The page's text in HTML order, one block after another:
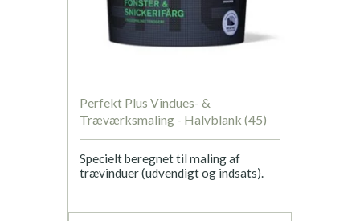
Perfekt Plus Vindues- &
Træværksmaling - Halvblank (45)
Specielt beregnet til maling af
trævinduer (udvendigt og indsats).